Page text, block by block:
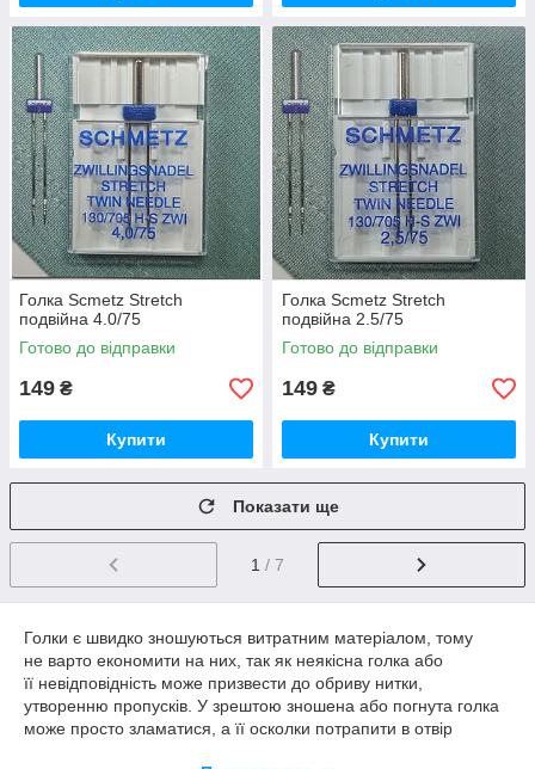
Голка Scmetz Stretch
подвійна 4.0/75
Готово до відправки
149 ₴
Купити
Голка Scmetz Stretch
подвійна 2.5/75
Готово до відправки
149 ₴
Купити
Показати ще
1 / 7
Голки є швидко зношуються витратним матеріалом, тому
не варто економити на них, так як неякісна голка або
її невідповідність може призвести до обриву нитки,
утворенню пропусків. У зрештою зношена або погнута голка
може просто зламатися, а її осколки потрапити в отвір